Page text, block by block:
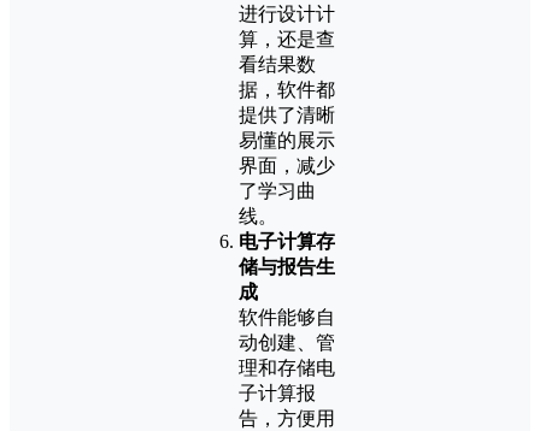
进行设计计
算，还是查
看结果数
据，软件都
提供了清晰
易懂的展示
界面，减少
了学习曲
线。
电子计算存
储与报告生
成
软件能够自
动创建、管
理和存储电
子计算报
告，方便用